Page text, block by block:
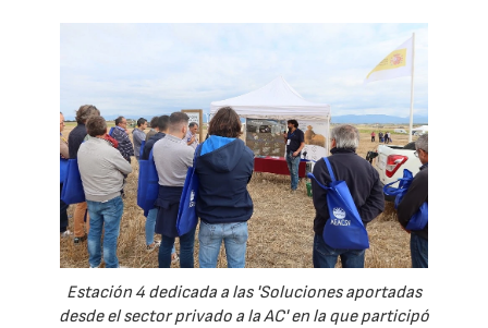
Estación 4 dedicada a las 'Soluciones aportadas
desde el sector privado a la AC' en la que participó